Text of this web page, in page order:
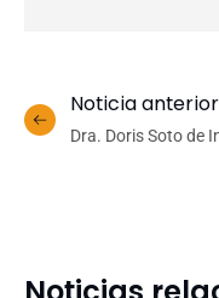
Noticia anterior
Dra. Doris Soto de